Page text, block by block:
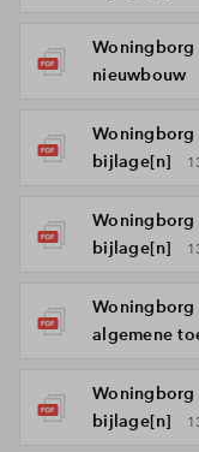
Woningborg
nieuwbouw
Woningborg
bijlage[n]
Woningborg
bijlage[n]
Woningborg
algemene
Woningborg
bijlage[n]